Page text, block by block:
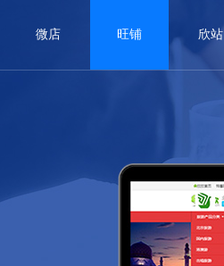
微店 旺铺 欣站